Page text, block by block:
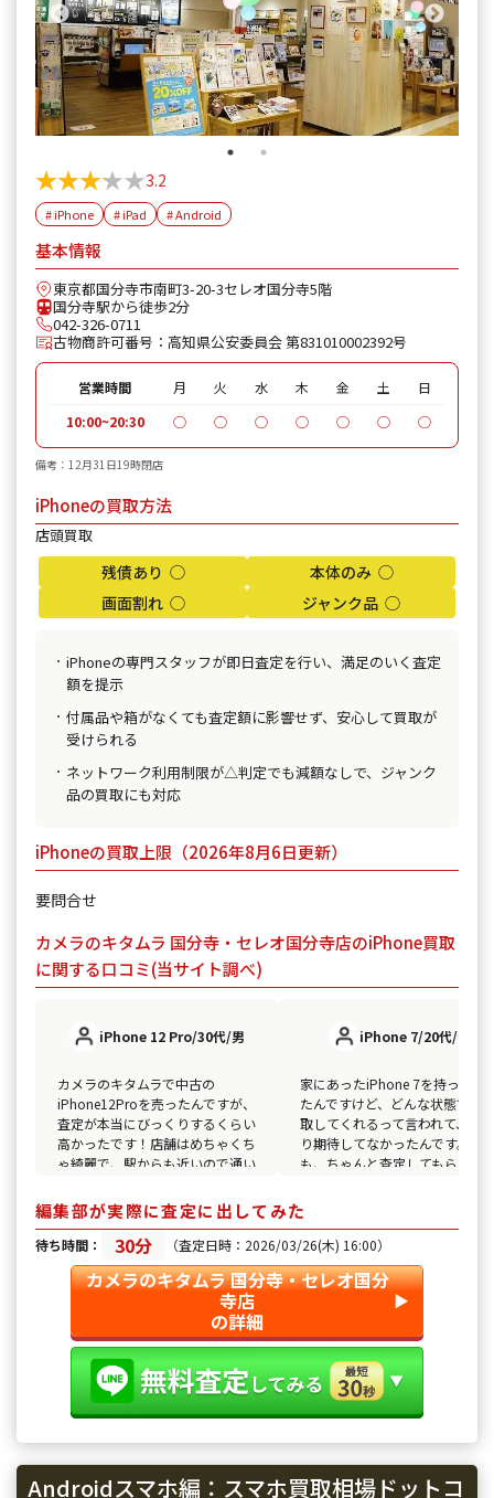
★★★★★
★★★★★3.2
# iPhone # iPad # Android
基本情報
東京都国分寺市南町3-20-3セレオ国分寺5階
国分寺駅から徒歩2分
042-326-0711
古物商許可番号：高知県公安委員会 第831010002392号
営業時間 月 火 水 木 金 土
日
10:00~20:30
◯ ◯ ◯ ◯ ◯ ◯ ◯
備考：12月31日19時閉店
iPhoneの買取方法
店頭買取
残債あり ◯
本体のみ ◯
画面割れ ◯
ジャンク品 ◯
iPhoneの専門スタッフが即日査定を行い、満足のいく査定
額を提示
付属品や箱がなくても査定額に影響せず、安心して買取が
受けられる
ネットワーク利用制限が△判定でも減額なしで、ジャンク
品の買取にも対応
iPhoneの買取上限（2026年8月6日更新）
要問合せ
カメラのキタムラ 国分寺・セレオ国分寺店のiPhone買取
に関する口コミ(当サイト調べ)
iPhone 12 Pro/30代/男
カメラのキタムラで中古の
iPhone12Proを売ったんですが、
査定が本当にびっくりするくらい
高かったです！店舗はめちゃくち
ゃ綺麗で、駅からも近いので通い
丁寧に対応してくれて、すごく印
象に残りました。また行きたいな
と思います。
iPhone 7/20代/女
家にあったiPhone 7を持って行
たんですけど、どんな状態でも
取してくれるって言われて、あま
り期待してなかったんです。で
も、ちゃんと査定してもらえて
のがいいですね。スタッフも親
でした！
編集部が実際に査定に出してみた
待ち時間： 30分 （査定日時：2026/03/26(木) 16:00）
カメラのキタムラ 国分寺・セレオ国分
寺店
の詳細
▶︎
Androidスマホ編：スマホ買取相場ドットコ